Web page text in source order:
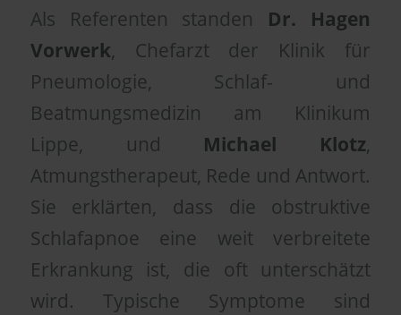
Als Referenten standen Dr. Hagen
Vorwerk, Chefarzt der Klinik für
Pneumologie, Schlaf- und
Beatmungsmedizin am Klinikum
Lippe, und Michael Klotz,
Atmungstherapeut, Rede und Antwort.
Sie erklärten, dass die obstruktive
Schlafapnoe eine weit verbreitete
Erkrankung ist, die oft unterschätzt
wird. Typische Symptome sind